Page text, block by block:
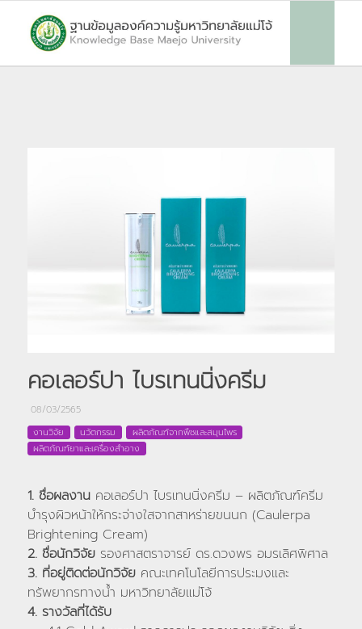
คอเลอร์ปา ไบรเทนนิ่งครีม
08/03/2565
งานวิจัย
นวัตกรรม
ผลิตภัณฑ์จากพืชและสมุนไพร
ผลิตภัณฑ์ยาและเครื่องสำอาง
1. ชื่อผลงานคอเลอร์ปา ไบรเทนนิ่งครีม – ผลิตภัณฑ์ครีม
บำรุงผิวหน้าให้กระจ่างใสจากสาหร่ายขนนก (Caulerpa
Brightening Cream)
2. ชื่อนักวิจัยรองศาสตราจารย์ ดร.ดวงพร อมรเลิศพิศาล
3. ที่อยู่ติดต่อนักวิจัยคณะเทคโนโลยีการประมงและ
ทรัพยากรทางน้ำ มหาวิทยาลัยแม่โจ้
4. รางวัลที่ได้รับ